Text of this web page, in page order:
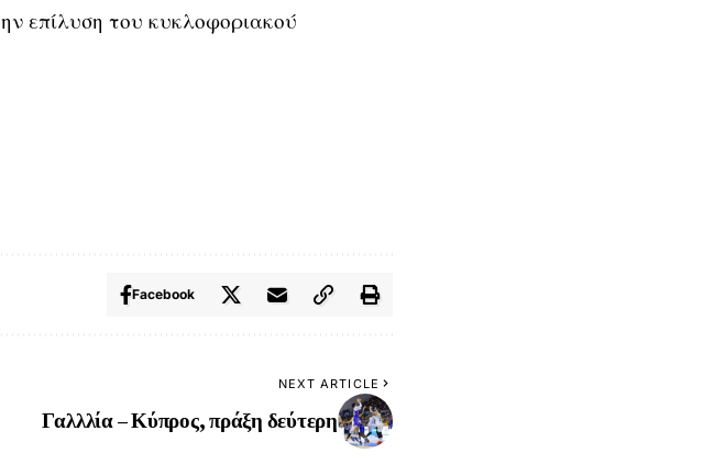
επίλυση του κυκλοφοριακού
Facebook
NEXT ARTICLE
Γαλλλία – Κύπρος, πράξη δεύτερη